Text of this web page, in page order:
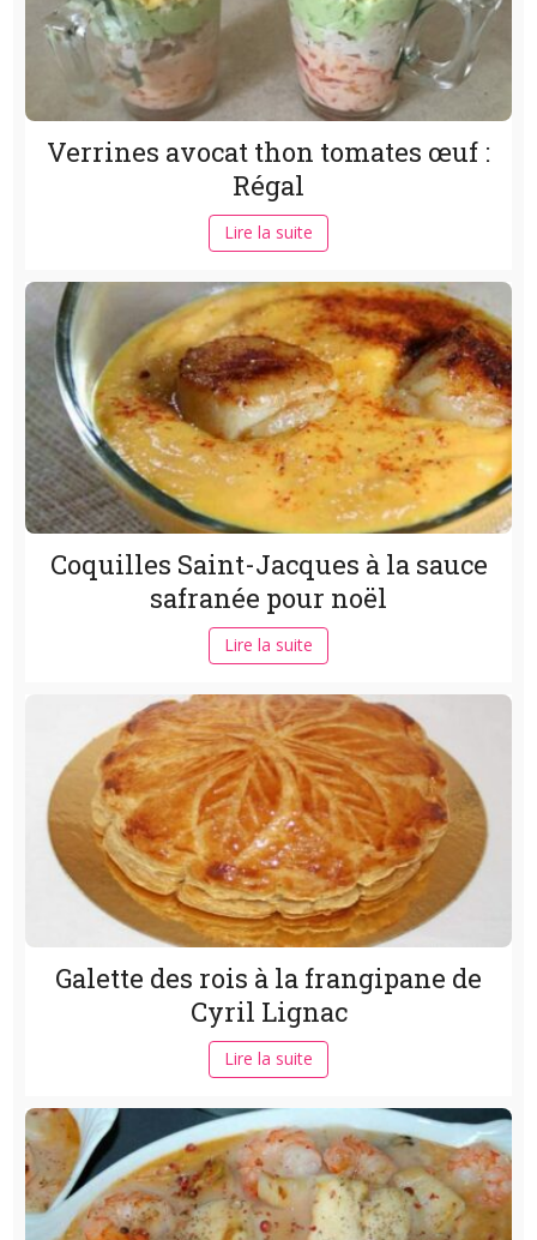
Verrines avocat thon tomates œuf :
Régal
Lire la suite
Coquilles Saint-Jacques à la sauce
safranée pour noël
Lire la suite
Galette des rois à la frangipane de
Cyril Lignac
Lire la suite